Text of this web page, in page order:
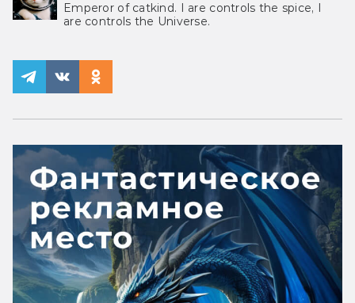
Emperor of catkind. I are controls the spice, I
are controls the Universe.